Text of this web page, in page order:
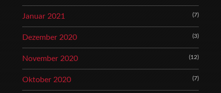
Januar 2021 (7)
Dezember 2020 (3)
November 2020 (12)
Oktober 2020 (7)